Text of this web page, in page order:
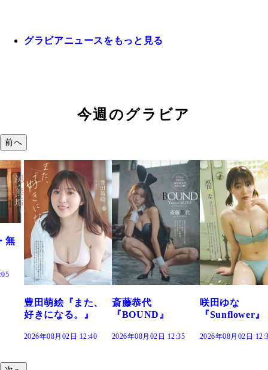
グラビアニュースをもっと見る
今週のグラビア
前へ
また、
。』
12:40
斎藤恭代
『BOUND』
2026年08月02日 12:35
咲田ゆな
『Sunflower』
2026年08月02日 12:30
藤水咲桜
だまり』
2026年08月02